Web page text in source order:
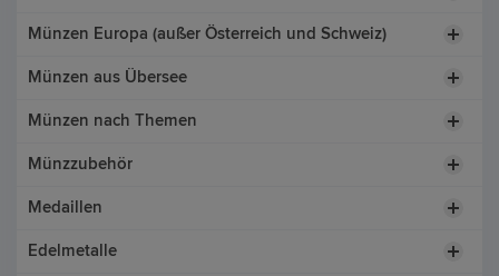
Münzen Europa (außer Österreich und Schweiz)
Münzen aus Übersee
Münzen nach Themen
Münzzubehör
Medaillen
Edelmetalle